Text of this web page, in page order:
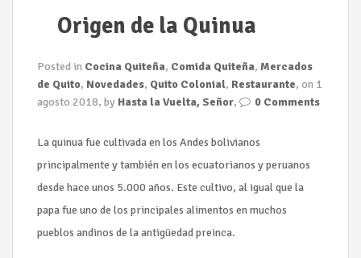
Origen de la Quinua
Posted in Cocina Quiteña, Comida Quiteña, Mercados
de Quito, Novedades, Quito Colonial, Restaurante, on 1
agosto 2018, by Hasta la Vuelta, Señor, 0 Comments
La quinua fue cultivada en los Andes bolivianos
principalmente y también en los ecuatorianos y peruanos
desde hace unos 5.000 años. Este cultivo, al igual que la
papa fue uno de los principales alimentos en muchos
pueblos andinos de la antigüedad preinca.